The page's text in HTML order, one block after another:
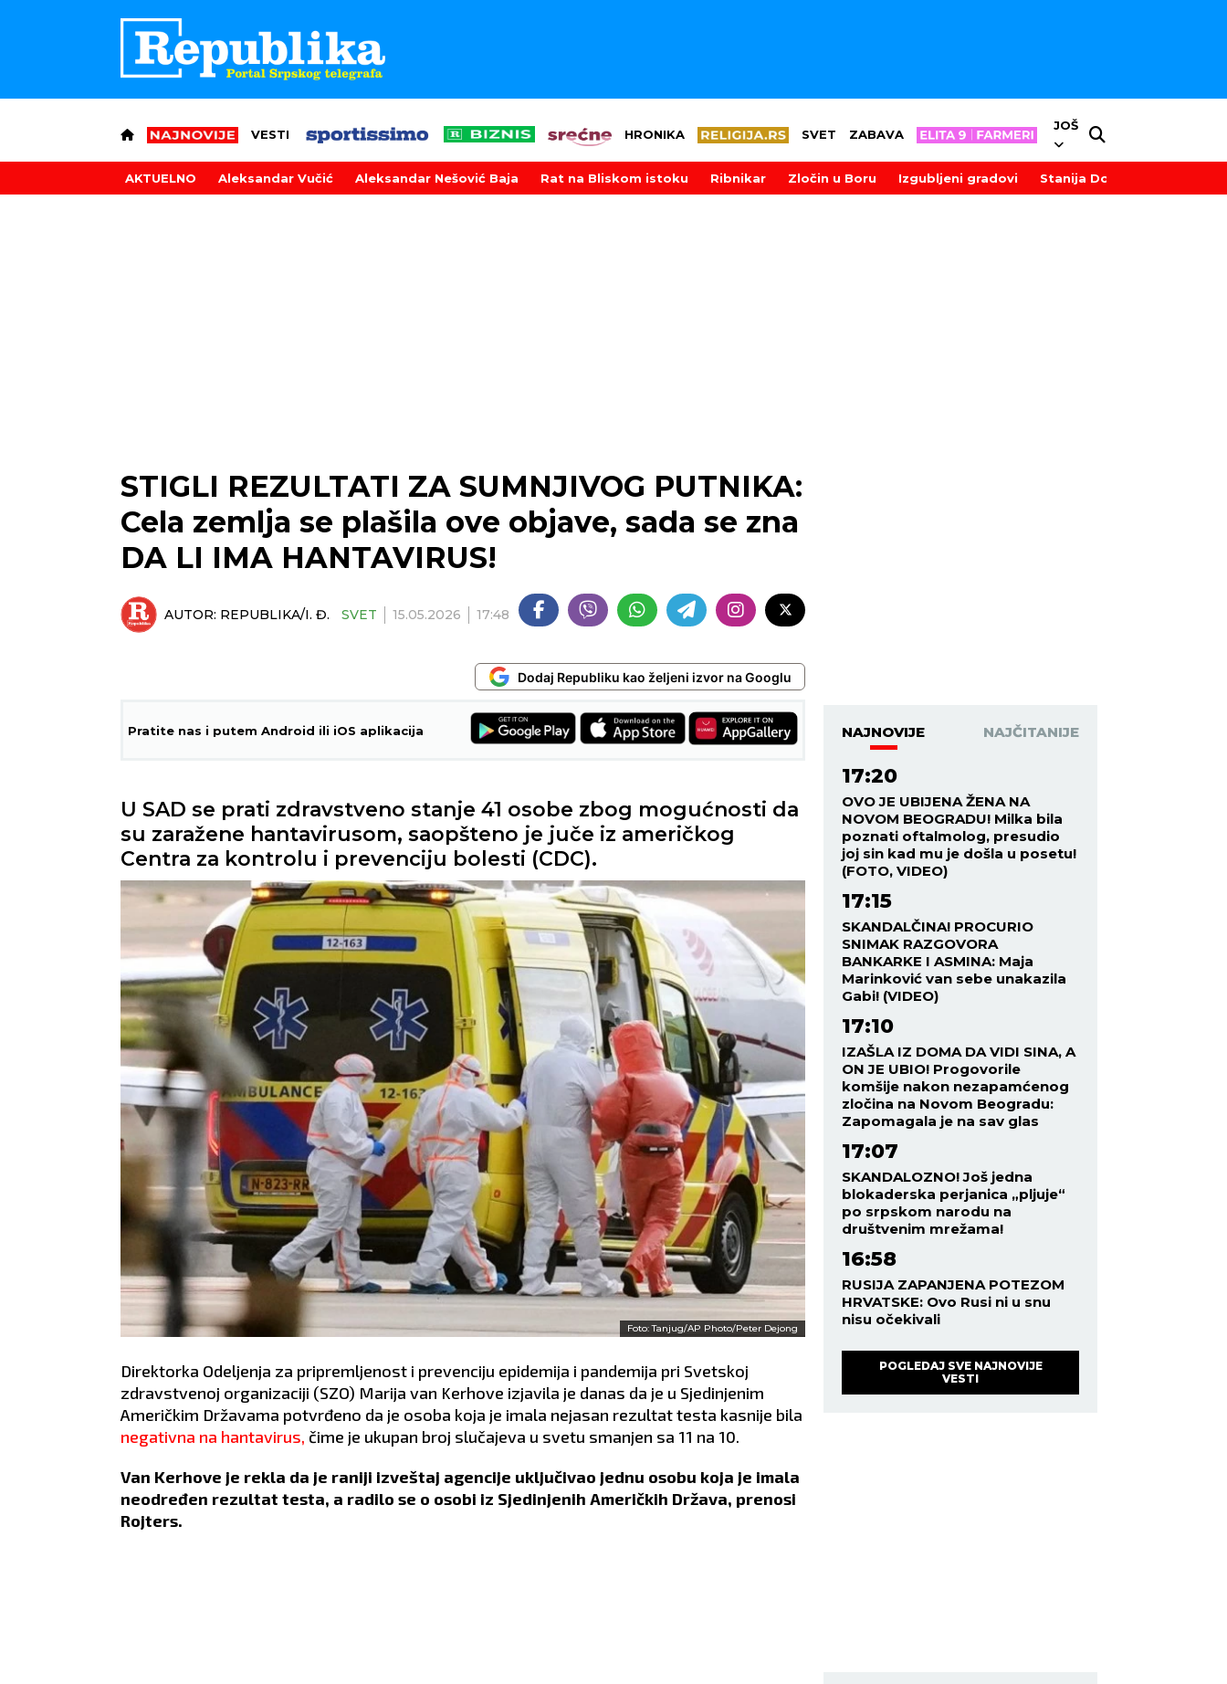
VESTI HRONIKA SVET ZABAVA
JOŠ
AKTUELNO Aleksandar Vučić Aleksandar Nešović Baja Rat na Bliskom istoku Ribnikar Zločin u Boru Izgubljeni gradovi Stanija Dobrojević
STIGLI REZULTATI ZA SUMNJIVOG PUTNIKA:
Cela zemlja se plašila ove objave, sada se zna
DA LI IMA HANTAVIRUS!
AUTOR: REPUBLIKA/I. Đ. SVET 15.05.2026 17:48
Dodaj Republiku kao željeni izvor na Googlu
Pratite nas i putem Android ili iOS aplikacija
U SAD se prati zdravstveno stanje 41 osobe zbog mogućnosti da
su zaražene hantavirusom, saopšteno je juče iz američkog
Centra za kontrolu i prevenciju bolesti (CDC).
Foto: Tanjug/AP Photo/Peter Dejong
Direktorka Odeljenja za pripremljenost i prevenciju epidemija i pandemija pri Svetskoj
zdravstvenoj organizaciji (SZO) Marija van Kerhove izjavila je danas da je u Sjedinjenim
Američkim Državama potvrđeno da je osoba koja je imala nejasan rezultat testa kasnije bila
negativna na hantavirus, čime je ukupan broj slučajeva u svetu smanjen sa 11 na 10.
Van Kerhove je rekla da je raniji izveštaj agencije uključivao jednu osobu koja je imala
neodređen rezultat testa, a radilo se o osobi iz Sjedinjenih Američkih Država, prenosi
Rojters.
NAJNOVIJE NAJČITANIJE
17:20
OVO JE UBIJENA ŽENA NA
NOVOM BEOGRADU! Milka bila
poznati oftalmolog, presudio
joj sin kad mu je došla u posetu!
(FOTO, VIDEO)
17:15
SKANDALČINA! PROCURIO
SNIMAK RAZGOVORA
BANKARKE I ASMINA: Maja
Marinković van sebe unakazila
Gabi! (VIDEO)
17:10
IZAŠLA IZ DOMA DA VIDI SINA, A
ON JE UBIO! Progovorile
komšije nakon nezapamćenog
zločina na Novom Beogradu:
Zapomagala je na sav glas
17:07
SKANDALOZNO! Još jedna
blokaderska perjanica „pljuje“
po srpskom narodu na
društvenim mrežama!
16:58
RUSIJA ZAPANJENA POTEZOM
HRVATSKE: Ovo Rusi ni u snu
nisu očekivali
POGLEDAJ SVE NAJNOVIJE
VESTI